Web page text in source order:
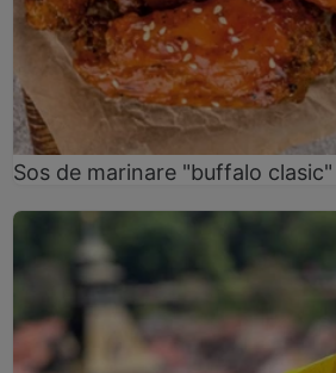
Sos de marinare "buffalo clasic"